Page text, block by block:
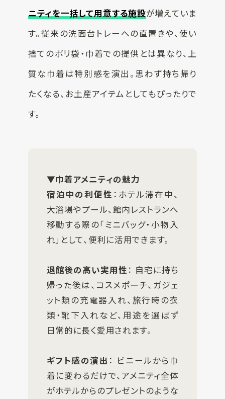
ニティを一括して用意する施設が増えていま
す。従来の洗面台トレーへの直置きや、使い
捨てのポリ袋・巾着での提供とは異なり、上
質な巾着は特別感を演出。思わず持ち帰り
たくなる、お土産アイテムとしてもぴったりで
す。
▼巾着アメニティの魅力
宿泊中の利便性 ：ホテル滞在中、
大浴場やプール、館内レストランへ
移動する際の「ミニバッグ・小物入
れ」として、便利に活用できます。
退館後の高い実用性 ： 自宅に持ち
帰った後は、コスメポーチ、ガジェ
ット類の充電器入れ、旅行時の衣
類・靴下入れなど、用途を選ばず
日常的に長く愛用されます。
ギフト感の演出 ： ビニールから巾
着に変わるだけで、アメニティ全体
がホテルからのプレゼントのような